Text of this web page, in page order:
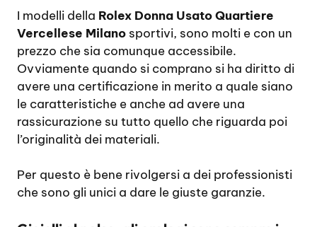
I modelli della Rolex Donna Usato Quartiere
Vercellese Milano sportivi, sono molti e con un
prezzo che sia comunque accessibile.
Ovviamente quando si comprano si ha diritto di
avere una certificazione in merito a quale siano
le caratteristiche e anche ad avere una
rassicurazione su tutto quello che riguarda poi
l’originalità dei materiali.
Per questo è bene rivolgersi a dei professionisti
che sono gli unici a dare le giuste garanzie.